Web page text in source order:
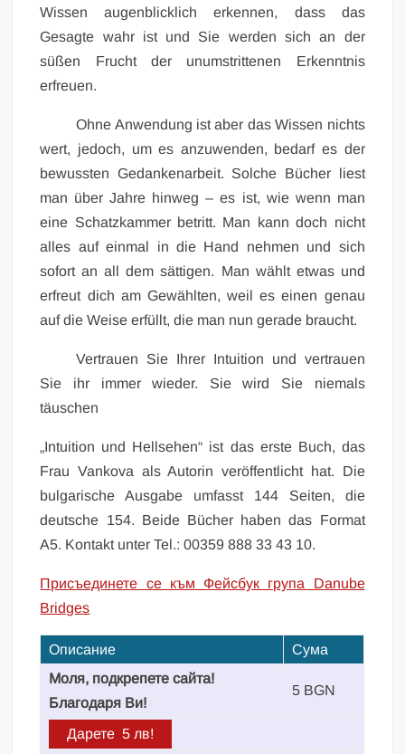
Wissen augenblicklich erkennen, dass das
Gesagte wahr ist und Sie werden sich an der
süßen Frucht der unumstrittenen Erkenntnis
erfreuen.
Ohne Anwendung ist aber das Wissen nichts
wert, jedoch, um es anzuwenden, bedarf es der
bewussten Gedankenarbeit. Solche Bücher liest
man über Jahre hinweg – es ist, wie wenn man
eine Schatzkammer betritt. Man kann doch nicht
alles auf einmal in die Hand nehmen und sich
sofort an all dem sättigen. Man wählt etwas und
erfreut dich am Gewählten, weil es einen genau
auf die Weise erfüllt, die man nun gerade braucht.
Vertrauen Sie Ihrer Intuition und vertrauen
Sie ihr immer wieder. Sie wird Sie niemals
täuschen
„Intuition und Hellsehen“ ist das erste Buch, das
Frau Vankova als Autorin veröffentlicht hat. Die
bulgarische Ausgabe umfasst 144 Seiten, die
deutsche 154. Beide Bücher haben das Format
A5. Kontakt unter Tel.: 00359 888 33 43 10.
Присъединете се към Фейсбук група Danube
Bridges
Описание
Сума
Моля, подкрепете сайта!
Благодаря Ви!
5 BGN